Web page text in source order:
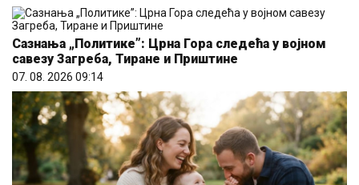
Сазнања „Политике”: Црна Гора следећа у војном
савезу Загреба, Тиране и Приштине
07. 08. 2026 09:14